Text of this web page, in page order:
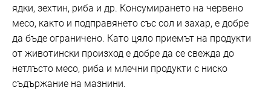
ядки, зехтин, риба и др. Консумирането на червено
месо, както и подправянето със сол и захар, е добре
да бъде ограничено. Като цяло приемът на продукти
от животински произход е добре да се свежда до
нетлъсто месо, риба и млечни продукти с ниско
съдържание на мазнини.